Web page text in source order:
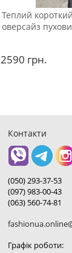
Теплий
оверсайз
2590 грн.
Контакти
(050) 293-37-53
(097) 983-00-43
(063) 560-74-81
Графік роботи: